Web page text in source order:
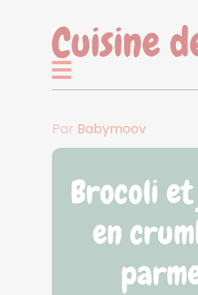
Par Babymoov
Brocoli
en